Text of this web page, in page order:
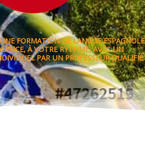
FORMATION DE LANGUE ESPAGNOLE
À VOTRE RYTHME, AVEC UN
PAR UN PROFESSEUR QUALIFIÉ.